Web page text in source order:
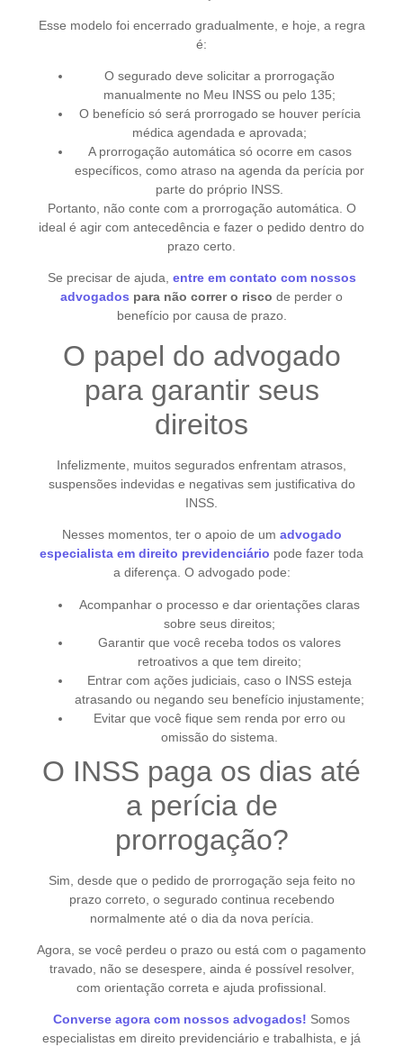
Esse modelo foi encerrado gradualmente, e hoje, a regra
é:
O segurado deve solicitar a prorrogação
manualmente no Meu INSS ou pelo 135;
O benefício só será prorrogado se houver perícia
médica agendada e aprovada;
A prorrogação automática só ocorre em casos
específicos, como atraso na agenda da perícia por
parte do próprio INSS.
Portanto, não conte com a prorrogação automática. O
ideal é agir com antecedência e fazer o pedido dentro do
prazo certo.
Se precisar de ajuda, entre em contato com nossos
advogados para não correr o risco de perder o
benefício por causa de prazo.
O papel do advogado
para garantir seus
direitos
Infelizmente, muitos segurados enfrentam atrasos,
suspensões indevidas e negativas sem justificativa do
INSS.
Nesses momentos, ter o apoio de um advogado
especialista em direito previdenciário pode fazer toda
a diferença. O advogado pode:
Acompanhar o processo e dar orientações claras
sobre seus direitos;
Garantir que você receba todos os valores
retroativos a que tem direito;
Entrar com ações judiciais, caso o INSS esteja
atrasando ou negando seu benefício injustamente;
Evitar que você fique sem renda por erro ou
omissão do sistema.
O INSS paga os dias até
a perícia de
prorrogação?
Sim, desde que o pedido de prorrogação seja feito no
prazo correto, o segurado continua recebendo
normalmente até o dia da nova perícia.
Agora, se você perdeu o prazo ou está com o pagamento
travado, não se desespere, ainda é possível resolver,
com orientação correta e ajuda profissional.
Converse agora com nossos advogados! Somos
especialistas em direito previdenciário e trabalhista, e já